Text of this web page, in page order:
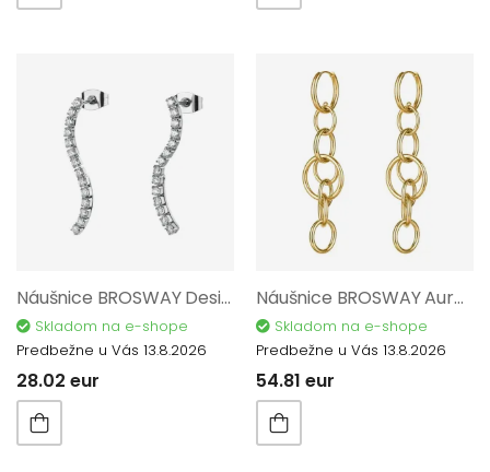
Náušnice BROSWAY Desideri BEIE031
Skladom na e-shope
Predbežne u Vás 13.8.2026
28.02 eur
Náušnice BROSWAY Aura BAU30
Skladom na e-shope
Predbežne u Vás 13.8.2026
54.81 eur